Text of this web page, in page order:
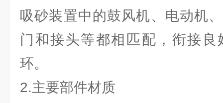
吸砂装置中的鼓风机、电动机
门和接头等都相匹配，衔接
环。
2.主要部件材质